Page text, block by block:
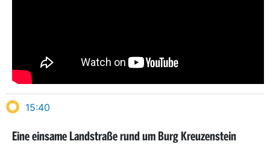
15:40
Eine einsame Landstraße rund um Burg Kreuzenstein